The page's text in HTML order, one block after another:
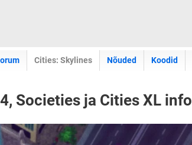
Cities: Skylines Nõuded Koodid
Societies ja Cities XL info